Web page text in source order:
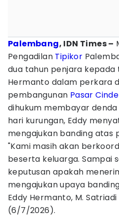
Palembang, IDN Times –
Pengadilan Tipikor
dua tahun penjara kepada
Hermanto dalam perkara
pembangunan Pasar Cinde
dihukum membayar denda
hari kurungan, Eddy
mengajukan banding atas
"Kami masih akan
beserta keluarga. Sampai
keputusan apakah
mengajukan upaya
Eddy Hermanto, M.
(6/7/2026).